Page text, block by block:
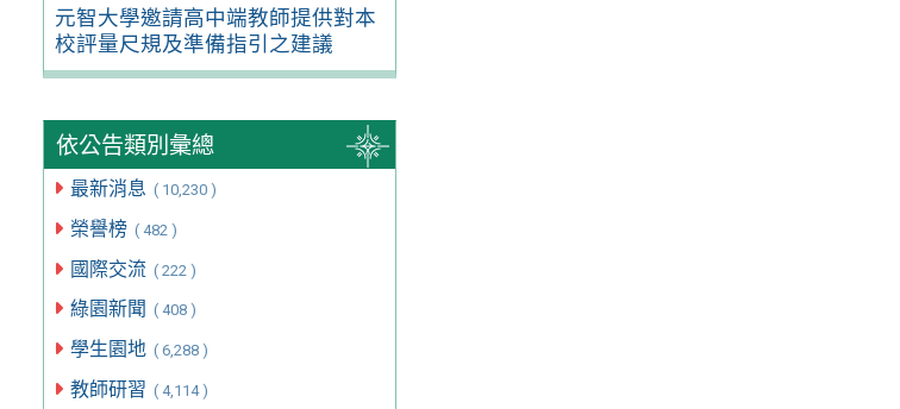
元智大學邀請高中端教師提供對本
校評量尺規及準備指引之建議
依公告類別彙總
最新消息 ( 10,230 )
榮譽榜 ( 482 )
國際交流 ( 222 )
綠園新聞 ( 408 )
學生園地 ( 6,288 )
教師研習 ( 4,114 )